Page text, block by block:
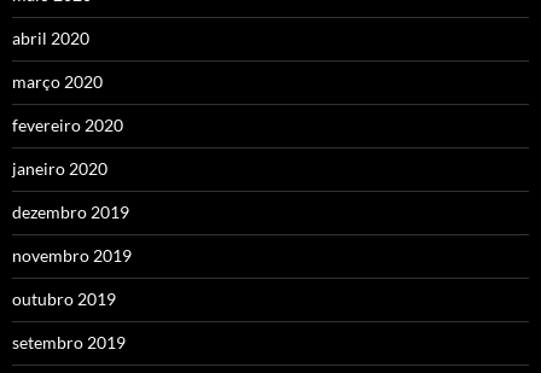
abril 2020
março 2020
fevereiro 2020
janeiro 2020
dezembro 2019
novembro 2019
outubro 2019
setembro 2019